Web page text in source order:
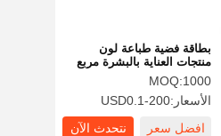
بطاقة فضية طباعة لون
منتجات العناية بالبشرة مربع
ورق الصحن الداخلي صديقة
للبيئة
MOQ:1000
الأسعار:USD0.1-200
افضل سعر
نتحدث الآن